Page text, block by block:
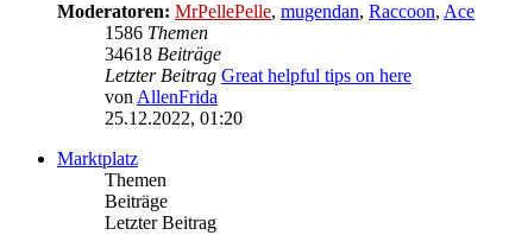
Moderatoren: MrPellePelle, mugendan, Raccoon, Ace
1586 Themen
34618 Beiträge
Letzter Beitrag Great helpful tips on here
vonAllenFrida
Neuester
25.12.2022, 01:20
Marktplatz
Themen
Beiträge
Letzter Beitrag